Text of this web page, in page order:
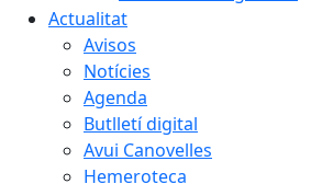
Actualitat
Avisos
Notícies
Agenda
Butlletí digital
Avui Canovelles
Hemeroteca